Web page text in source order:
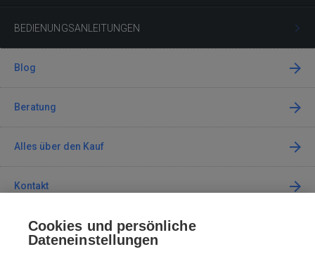
BEDIENUNGSANLEITUNGEN
Blog
Beratung
Alles über den Kauf
Kontakt
Kontaktieren Sie uns
Cookies und persönliche
Dateneinstellungen